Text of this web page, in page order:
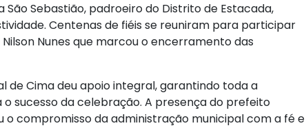
Sebastião, padroeiro do Distrito de Estacada,
Centenas de fiéis se reuniram para participar
Nunes que marcou o encerramento das
de Cima deu apoio integral, garantindo toda a
sucesso da celebração. A presença do prefeito
o compromisso da administração municipal com a fé e